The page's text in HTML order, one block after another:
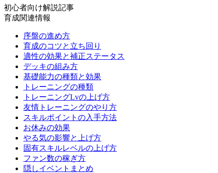
初心者向け解説記事
育成関連情報
序盤の進め方
育成のコツと立ち回り
適性の効果と補正ステータス
デッキの組み方
基礎能力の種類と効果
トレーニングの種類
トレーニングLvの上げ方
友情トレーニングのやり方
スキルポイントの入手方法
お休みの効果
やる気の影響と上げ方
固有スキルレベルの上げ方
ファン数の稼ぎ方
隠しイベントまとめ